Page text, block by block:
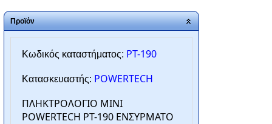
Προϊόν
Κωδικός καταστήματος: PT-190
Κατασκευαστής: POWERTECH
ΠΛΗΚΤΡΟΛΟΓΙΟ MINI
POWERTECH PT-190 ΕΝΣΥΡΜΑΤΟ